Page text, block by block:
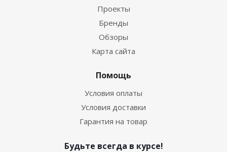
Проекты
Бренды
Обзоры
Карта сайта
Помощь
Условия оплаты
Условия доставки
Гарантия на товар
Будьте всегда в курсе!